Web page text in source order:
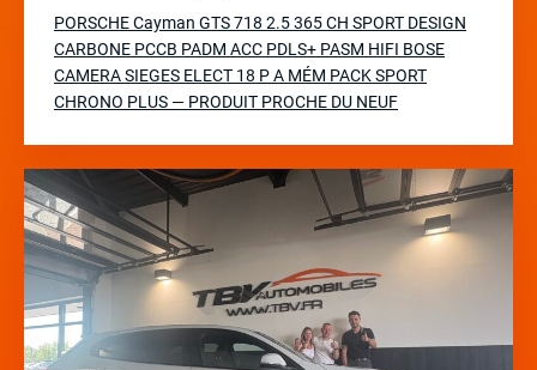
PORSCHE Cayman GTS 718 2.5 365 CH SPORT DESIGN
CARBONE PCCB PADM ACC PDLS+ PASM HIFI BOSE
CAMERA SIEGES ELECT 18 P A MÉM PACK SPORT
CHRONO PLUS — PRODUIT PROCHE DU NEUF